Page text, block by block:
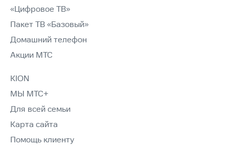
«Цифровое ТВ»
Пакет ТВ «Базовый»
Домашний телефон
Акции МТС
KION
МЫ МТС+
Для всей семьи
Карта сайта
Помощь клиенту